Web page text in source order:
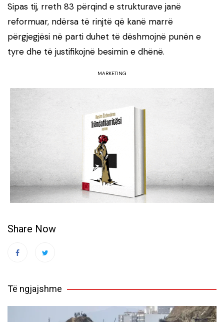
Sipas tij, rreth 83 përqind e strukturave janë
reformuar, ndërsa të rinjtë që kanë marrë
përgjegjësi në parti duhet të dëshmojnë punën e
tyre dhe të justifikojnë besimin e dhënë.
MARKETING
Share Now
Të ngjajshme